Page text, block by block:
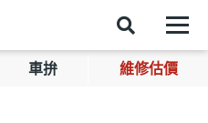
車拚 維修估價